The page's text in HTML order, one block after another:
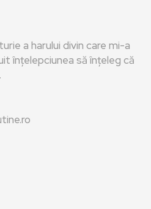
a harului divin care mi-a
înțelepciunea să înțeleg că